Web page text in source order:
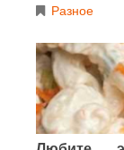
Разное